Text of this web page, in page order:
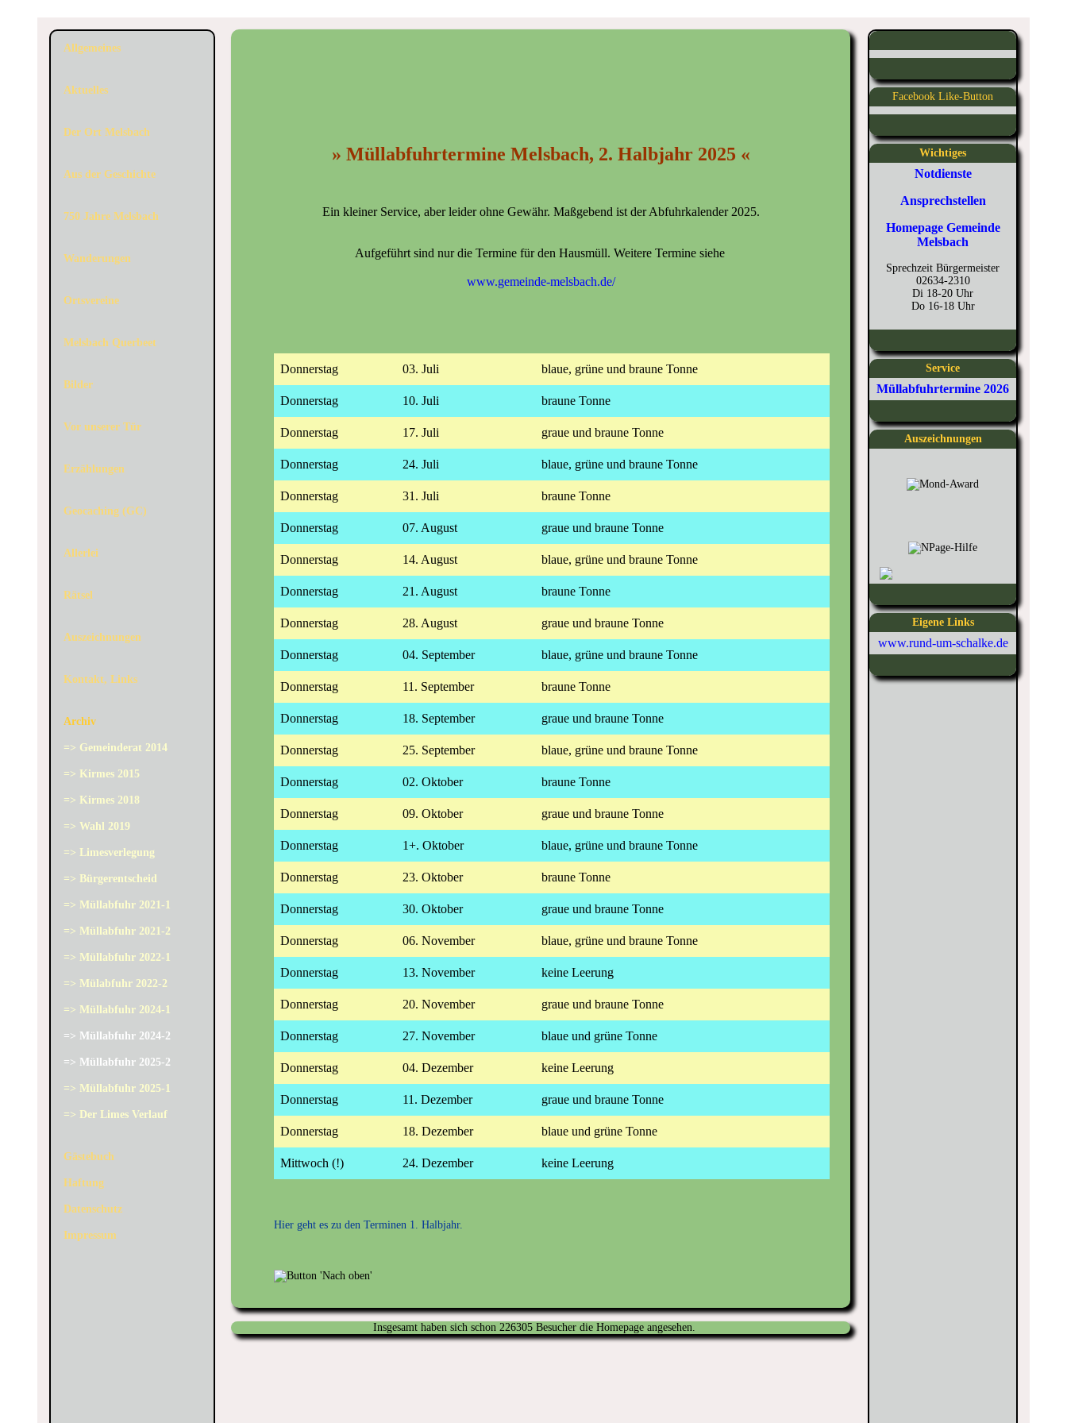
Allgemeines
Aktuelles
Der Ort Melsbach
Aus der Geschichte
750 Jahre Melsbach
Wanderungen
Ortsvereine
Melsbach Querbeet
Bilder
Vor unserer Tür
Erzählungen
Geocaching (GC)
Allerlei
Rätsel
Auszeichnungen
Kontakt, Links
Archiv
=> Gemeinderat 2014
=> Kirmes 2015
=> Kirmes 2018
=> Wahl 2019
=> Limesverlegung
=> Bürgerentscheid
=> Müllabfuhr 2021-1
=> Müllabfuhr 2021-2
=> Müllabfuhr 2022-1
=> Mülabfuhr 2022-2
=> Müllabfuhr 2024-1
=> Müllabfuhr 2024-2
=> Müllabfuhr 2025-2
=> Müllabfuhr 2025-1
=> Der Limes Verlauf
Gästebuch
Haftung
Datenschutz
Impressum
» Müllabfuhrtermine Melsbach, 2. Halbjahr 2025 «
Ein kleiner Service, aber leider ohne Gewähr. Maßgebend ist der Abfuhrkalender 2025.
Aufgeführt sind nur die Termine für den Hausmüll. Weitere Termine siehe
www.gemeinde-melsbach.de/
Donnerstag 03. Juli blaue, grüne und braune Tonne
Donnerstag 10. Juli braune Tonne
Donnerstag 17. Juli graue und braune Tonne
Donnerstag 24. Juli blaue, grüne und braune Tonne
Donnerstag 31. Juli braune Tonne
Donnerstag 07. August graue und braune Tonne
Donnerstag 14. August blaue, grüne und braune Tonne
Donnerstag 21. August braune Tonne
Donnerstag 28. August graue und braune Tonne
Donnerstag 04. September blaue, grüne und braune Tonne
Donnerstag 11. September braune Tonne
Donnerstag 18. September graue und braune Tonne
Donnerstag 25. September blaue, grüne und braune Tonne
Donnerstag 02. Oktober braune Tonne
Donnerstag 09. Oktober graue und braune Tonne
Donnerstag 1+. Oktober blaue, grüne und braune Tonne
Donnerstag 23. Oktober braune Tonne
Donnerstag 30. Oktober graue und braune Tonne
Donnerstag 06. November blaue, grüne und braune Tonne
Donnerstag 13. November keine Leerung
Donnerstag 20. November graue und braune Tonne
Donnerstag 27. November blaue und grüne Tonne
Donnerstag 04. Dezember keine Leerung
Donnerstag 11. Dezember graue und braune Tonne
Donnerstag 18. Dezember blaue und grüne Tonne
Mittwoch (!) 24. Dezember keine Leerung
Hier geht es zu den Terminen 1. Halbjahr.
Insgesamt haben sich schon 226305 Besucher die Homepage angesehen.
Facebook Like-Button
Wichtiges
Notdienste
Ansprechstellen
Homepage Gemeinde
Melsbach
Sprechzeit Bürgermeister
02634-2310
Di 18-20 Uhr
Do 16-18 Uhr
Service
Müllabfuhrtermine 2026
Auszeichnungen
Eigene Links
www.rund-um-schalke.de